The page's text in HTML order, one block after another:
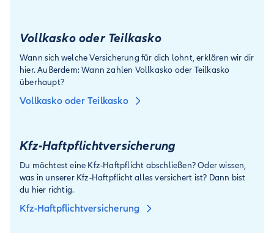
Vollkasko oder Teilkasko
Wann sich welche Versicherung für dich lohnt, erklären wir dir
hier. Außerdem: Wann zahlen Vollkasko oder Teilkasko
überhaupt?
Vollkasko oder Teilkasko
Kfz-Haftpflicht­versicherung
Du möchtest eine Kfz-Haftpflicht abschließen? Oder wissen,
was in unserer Kfz-Haftpflicht alles versichert ist? Dann bist
du hier richtig.
Kfz-Haftpflichtversicherung